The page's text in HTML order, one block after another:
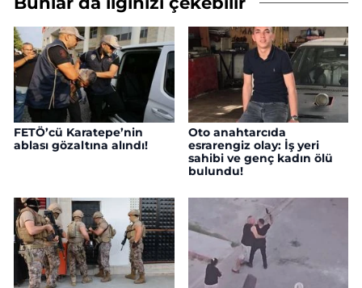
FETÖ’cü Karatepe’nin
ablası gözaltına alındı!
Oto anahtarcıda
esrarengiz olay: İş yeri
sahibi ve genç kadın ölü
bulundu!